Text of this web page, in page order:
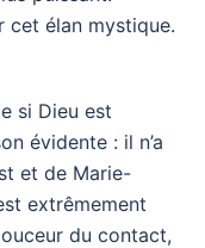
cet élan mystique.
si Dieu est
évidente : il n’a
et de Marie-
extrêmement
du contact,